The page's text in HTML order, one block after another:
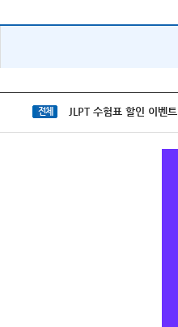
전체 JLPT 수험표 할인 이벤트